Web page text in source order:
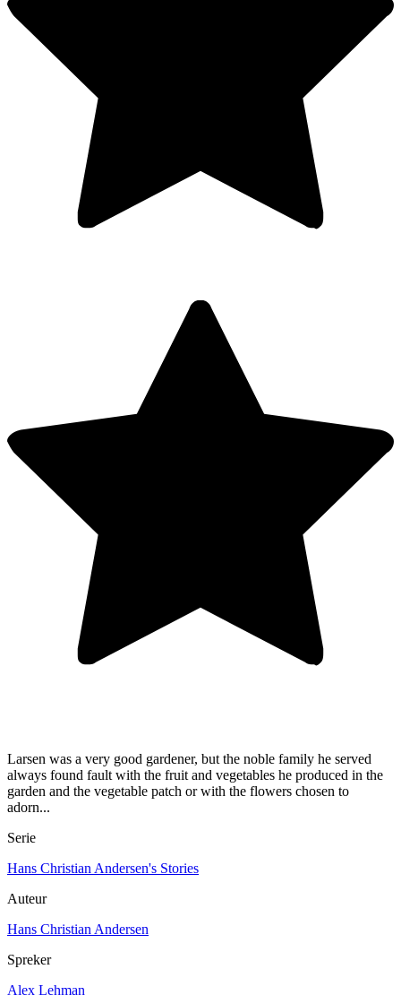
Larsen was a very good gardener, but the noble family he served
always found fault with the fruit and vegetables he produced in the
garden and the vegetable patch or with the flowers chosen to
adorn...
Serie
Hans Christian Andersen's Stories
Auteur
Hans Christian Andersen
Spreker
Alex Lehman